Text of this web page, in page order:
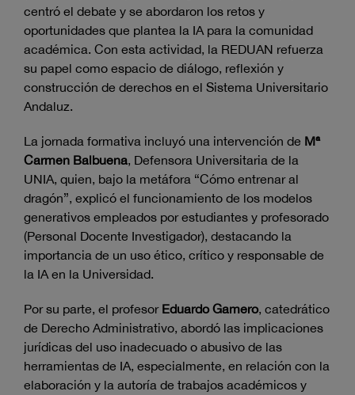
centró el debate y se abordaron los retos y
oportunidades que plantea la IA para la comunidad
académica. Con esta actividad, la REDUAN refuerza
su papel como espacio de diálogo, reflexión y
construcción de derechos en el Sistema Universitario
Andaluz.
La jornada formativa incluyó una intervención de Mª
Carmen Balbuena, Defensora Universitaria de la
UNIA, quien, bajo la metáfora “Cómo entrenar al
dragón”, explicó el funcionamiento de los modelos
generativos empleados por estudiantes y profesorado
(Personal Docente Investigador), destacando la
importancia de un uso ético, crítico y responsable de
la IA en la Universidad.
Por su parte, el profesor Eduardo Gamero, catedrático
de Derecho Administrativo, abordó las implicaciones
jurídicas del uso inadecuado o abusivo de las
herramientas de IA, especialmente, en relación con la
elaboración y la autoría de trabajos académicos y